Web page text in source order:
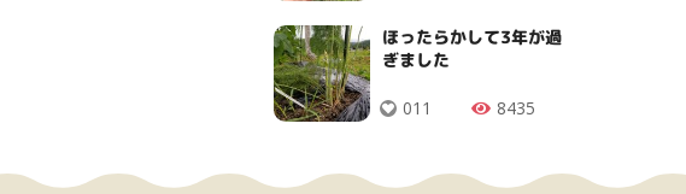
ほったらかして3年が過
ぎました
011 8435